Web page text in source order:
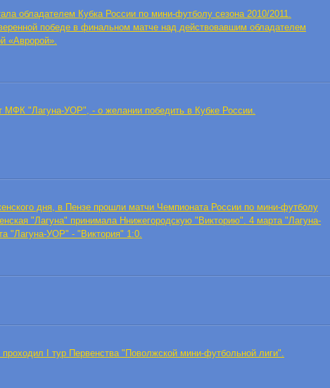
обладателем Кубка России по мини-футболу сезона 2010/2011.
победе в финальном матче над действовавшим обладателем
«Авророй».
МФК "Лагуна-УОР", - о желании победить в Кубке России.
дня, в Пензе прошли матчи Чемпионата России по мини-футболу
"Лагуна" принимала Ннижегородскую "Викторию". 4 марта "Лагуна-
"Лагуна-УОР" - "Виктория" 1:0.
I тур Первенства "Поволжской мини-футбольной лиги".